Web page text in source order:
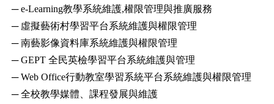
─ e-Learning教學系統維護,權限管理與推廣服務
─ 虛擬藝術村學習平台系統維護與權限管理
─ 南藝影像資料庫系統維護與權限管理
─ GEPT 全民英檢學習平台系統維護與管理
─ Web Office行動教室學習系統平台系統維護與權限管理
─ 全校教學媒體、課程發展與維護